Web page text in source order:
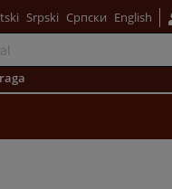
Srpski Српски English